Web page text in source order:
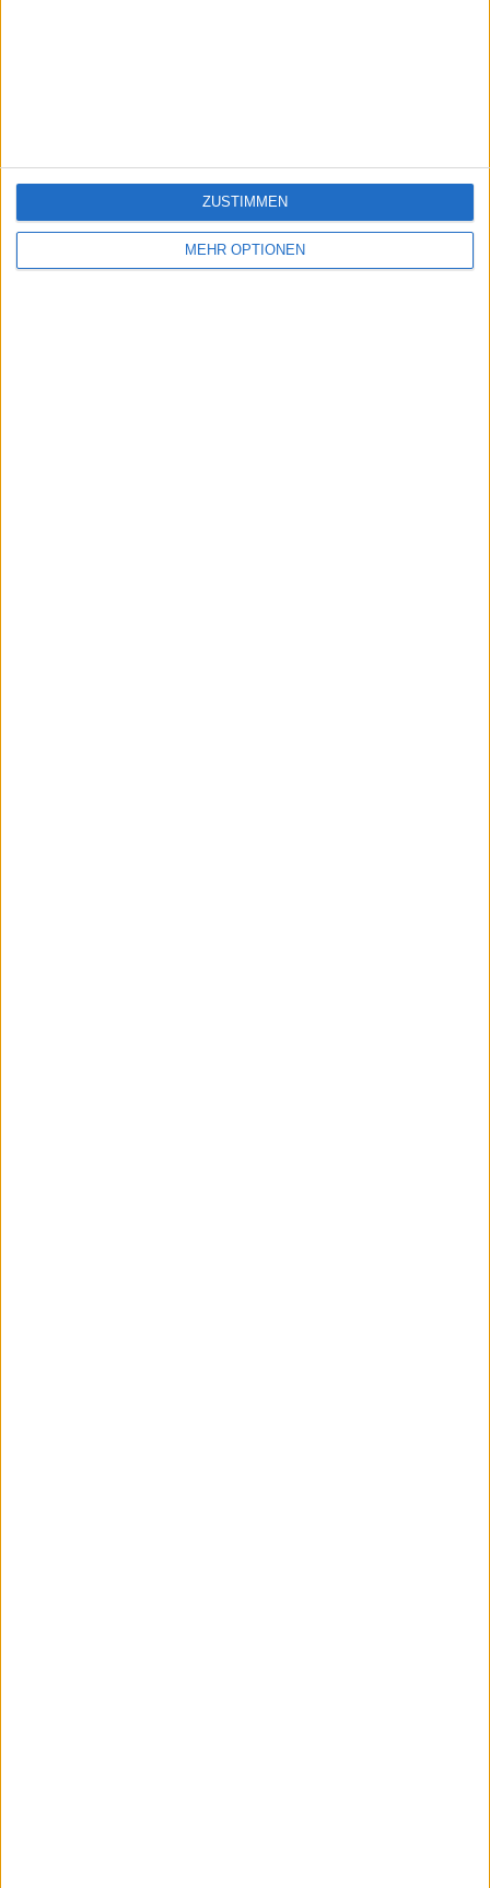
MEHR OPTIONEN
ZUSTIMMEN